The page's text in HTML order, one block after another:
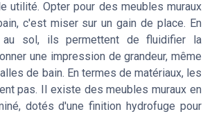
utilité. Opter pour des meubles muraux
c'est miser sur un gain de place. En
au sol, ils permettent de fluidifier la
une impression de grandeur, même
de bain. En termes de matériaux, les
pas. Il existe des meubles muraux en
dotés d'une finition hydrofuge pour